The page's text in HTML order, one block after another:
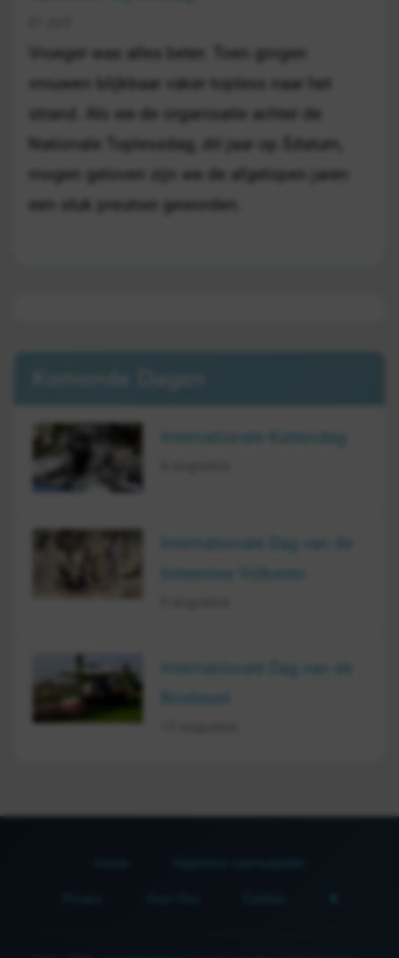
Vroeger was alles beter. Toen gingen
vrouwen blijkbaar vaker topless naar het
strand. Als we de organisatie achter de
Nationale Toplessdag, dit jaar op $datum,
mogen geloven zijn we de afgelopen jaren
een stuk preutser geworden.
Internationale Kattendag
Internationale Dag van de
Internationale Dag van de